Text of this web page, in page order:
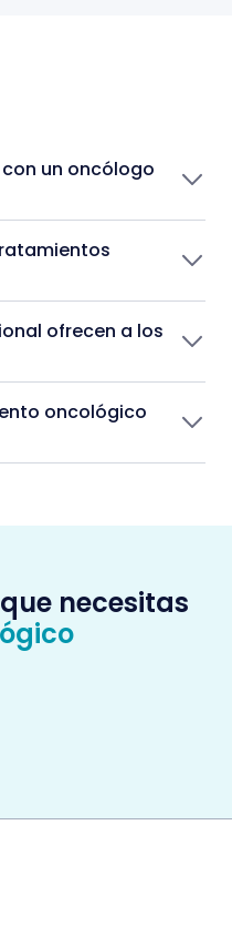
un oncólogo
ofrecen a los
oncológico
necesitas